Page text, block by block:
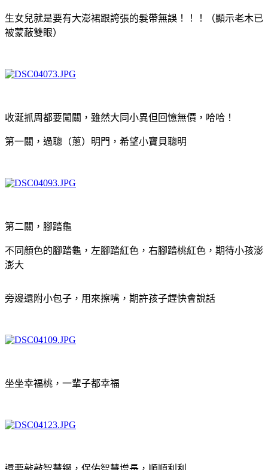
生女兒就是要有大澎裙跟誇張的髮帶無誤！！！（顯示老木已
被蒙蔽雙眼）
收涎抓周都要闖關，雖然大同小異但回憶無價，哈哈！
第一關，過聰（蔥）明門，希望小寶貝聰明
第二關，腳踏龜
不同顏色的腳踏龜，左腳踏紅色，右腳踏桃紅色，期待小孩澎
澎大
旁邊還附小包子，用來擦嘴，期許孩子趕快會說話
坐坐幸福桃，一輩子都幸福